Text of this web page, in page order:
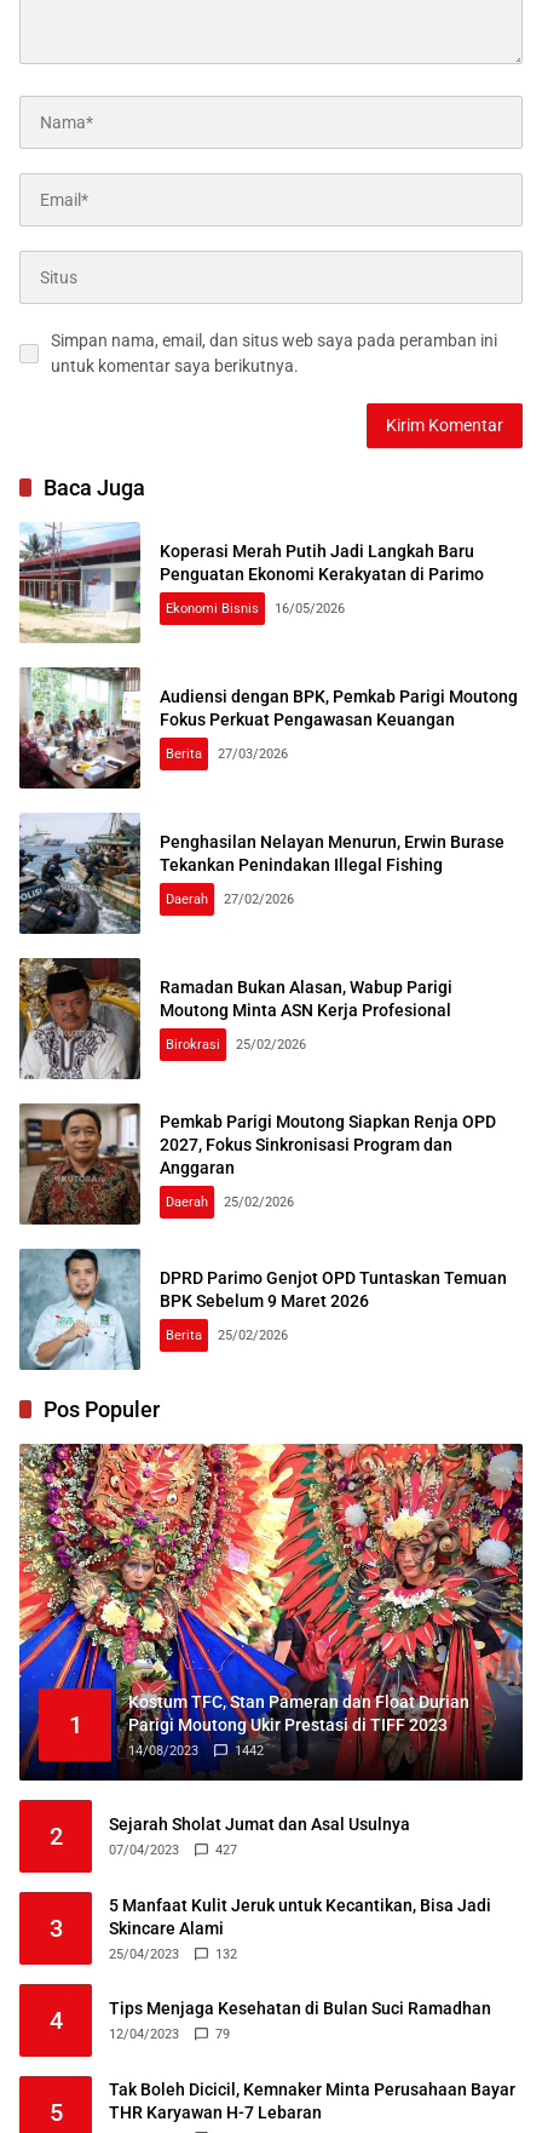
Simpan nama, email, dan situs web saya pada peramban ini
untuk komentar saya berikutnya.
Baca Juga
Koperasi Merah Putih Jadi Langkah Baru
Penguatan Ekonomi Kerakyatan di Parimo
Ekonomi Bisnis 16/05/2026
Audiensi dengan BPK, Pemkab Parigi Moutong
Fokus Perkuat Pengawasan Keuangan
Berita 27/03/2026
Penghasilan Nelayan Menurun, Erwin Burase
Tekankan Penindakan Illegal Fishing
Daerah 27/02/2026
Ramadan Bukan Alasan, Wabup Parigi
Moutong Minta ASN Kerja Profesional
Birokrasi 25/02/2026
Pemkab Parigi Moutong Siapkan Renja OPD
2027, Fokus Sinkronisasi Program dan
Anggaran
Daerah 25/02/2026
DPRD Parimo Genjot OPD Tuntaskan Temuan
BPK Sebelum 9 Maret 2026
Berita 25/02/2026
Pos Populer
1
Kostum TFC, Stan Pameran dan Float Durian
Parigi Moutong Ukir Prestasi di TIFF 2023
14/08/2023 1442
2 Sejarah Sholat Jumat dan Asal Usulnya
07/04/2023 427
3
5 Manfaat Kulit Jeruk untuk Kecantikan, Bisa Jadi
Skincare Alami
25/04/2023 132
4 Tips Menjaga Kesehatan di Bulan Suci Ramadhan
12/04/2023 79
5
Tak Boleh Dicicil, Kemnaker Minta Perusahaan Bayar
THR Karyawan H-7 Lebaran